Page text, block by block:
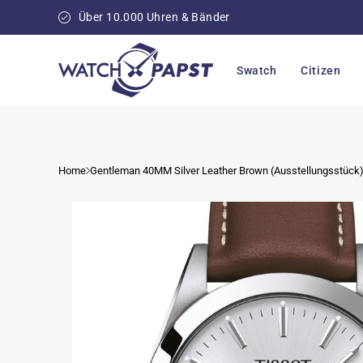
Über 10.000 Uhren & Bänder
Swatch Citizen
Home Gentleman 40MM Silver Leather Brown (Ausstellungsstück)